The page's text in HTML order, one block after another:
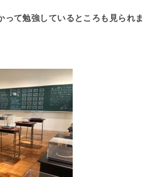
って勉強しているところも見られま